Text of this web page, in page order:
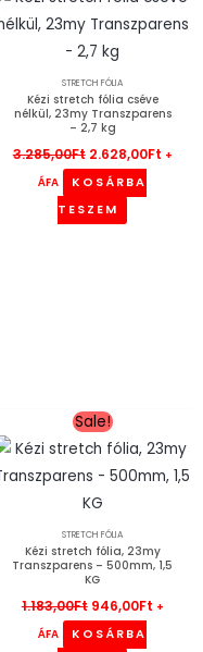
STRETCH FÓLIA
Kézi stretch fólia cséve
nélkül, 23my Transzparens
– 2,7 kg
3.285,00Ft
3.285,00Ft.
2.628,00Ft +
ÁFA
KOSÁRBA
TESZEM
Sale!
STRETCH FÓLIA
Kézi stretch fólia, 23my
Transzparens – 500mm, 1,5
KG
1.183,00Ft
Original
price
was:
1.183,00Ft.
946,00Ft
is:
+
ÁFA
KOSÁRBA